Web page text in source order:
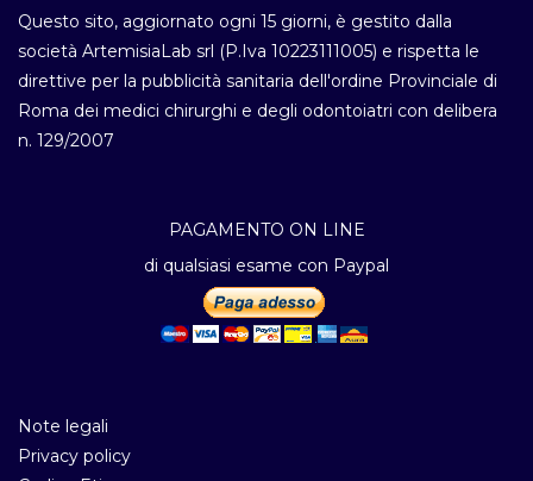
Questo sito, aggiornato ogni 15 giorni, è gestito dalla
società ArtemisiaLab srl (P.Iva 10223111005) e rispetta le
direttive per la pubblicità sanitaria dell'ordine Provinciale di
Roma dei medici chirurghi e degli odontoiatri con delibera
n. 129/2007
PAGAMENTO ON LINE
di qualsiasi esame con Paypal
Note legali
Privacy policy